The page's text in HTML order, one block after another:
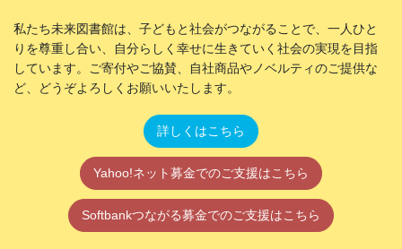
私たち未来図書館は、子どもと社会がつながることで、一人ひと
りを尊重し合い、自分らしく幸せに生きていく社会の実現を目指
しています。ご寄付やご協賛、自社商品やノベルティのご提供な
ど、どうぞよろしくお願いいたします。
詳しくはこちら
Yahoo!ネット募金でのご支援はこちら
Softbankつながる募金でのご支援はこちら